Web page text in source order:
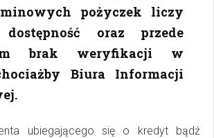
pożyczek liczy
oraz przede
brak weryfikacji w
Biura Informacji
ubiegającego się o kredyt bądź